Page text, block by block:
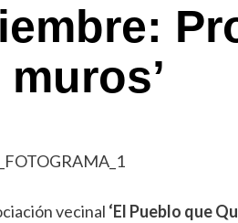
muros’
vecinal ‘El Pueblo que